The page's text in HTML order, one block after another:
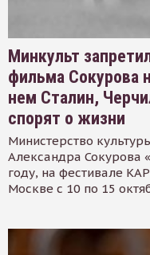
Минкульт
фильма Сокурова
нем Сталин,
спорят о жизни
Министерство
Александра Сокурова
году, на фестивале
Москве с 10 по 15